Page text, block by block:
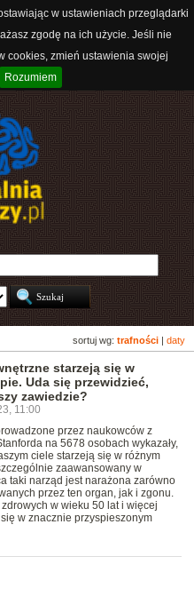
w ustawieniach przeglądarki
zgodę na ich użycie. Jeśli nie
cookies, zmień ustawienia swojej
Rozumiem
sortuj wg: trafności daty
starzeją się w
Uda się przewidzieć,
zawiedzie?
11:00
przez naukowców z
na 5678 osobach wykazały,
ciele starzeją się w różnym
zaawansowany w
taki narząd jest narażona zarówno
przez ten organ, jak i zgonu.
w wieku 50 lat i więcej
w znacznie przyspieszonym